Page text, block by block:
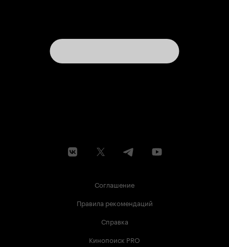
Соглашение
Правила рекомендаций
Справка
Кинопоиск PRO